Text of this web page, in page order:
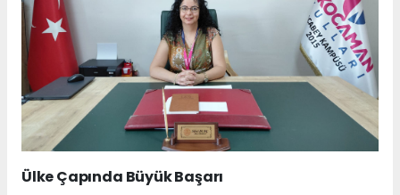
Ülke Çapında Büyük Başarı